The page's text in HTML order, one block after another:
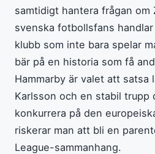
samtidigt hantera frågan om
svenska fotbollsfans
klubb som inte bara spelar
bär på en historia som få
Hammarby är valet att satsa
Karlsson och en stabil
konkurrera på den
riskerar man att bli en
League-sammanhang.